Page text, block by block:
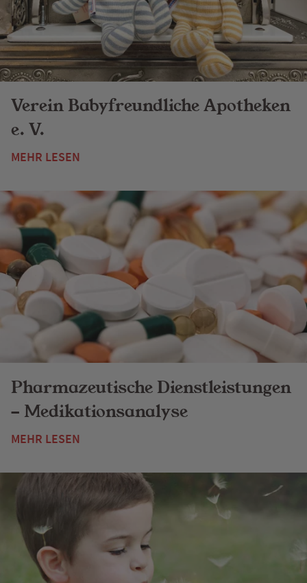
Verein Babyfreundliche Apotheken
e. V.
MEHR LESEN
Pharmazeutische Dienstleistungen
- Medikationsanalyse
MEHR LESEN